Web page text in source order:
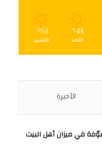
48
℃
الأحد
50
℃
الأثنين
الأخيرة
في ميزان أهل البيت